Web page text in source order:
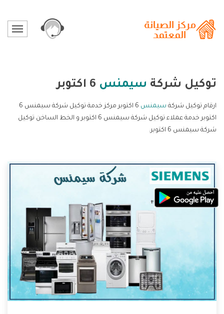
توكيل شركة سيمنس
ارقام توكيل شركة سيمنس
6 اكتوبر مركز خدمة توكيل شركة سيمنس 6
اكتوبر خدمة عملاء توكيل شركة سيمنس 6 اكتوبر و الخط الساخن توكيل
شركة سيمنس 6 اكتوبر.